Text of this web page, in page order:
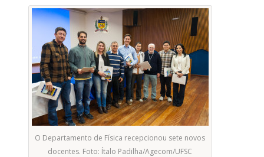
O Departamento de Física recepcionou sete novos
docentes. Foto: Ítalo Padilha/Agecom/UFSC